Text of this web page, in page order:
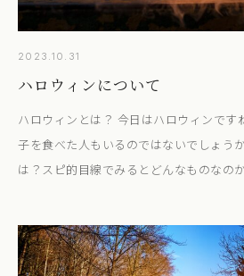
2023.10.31
ハロウィンについて
ハロウィンとは？ 今日はハロウィンです
子を食べた人もいるのではないでしょう
は？スピ的目線でみるとどんなものなの